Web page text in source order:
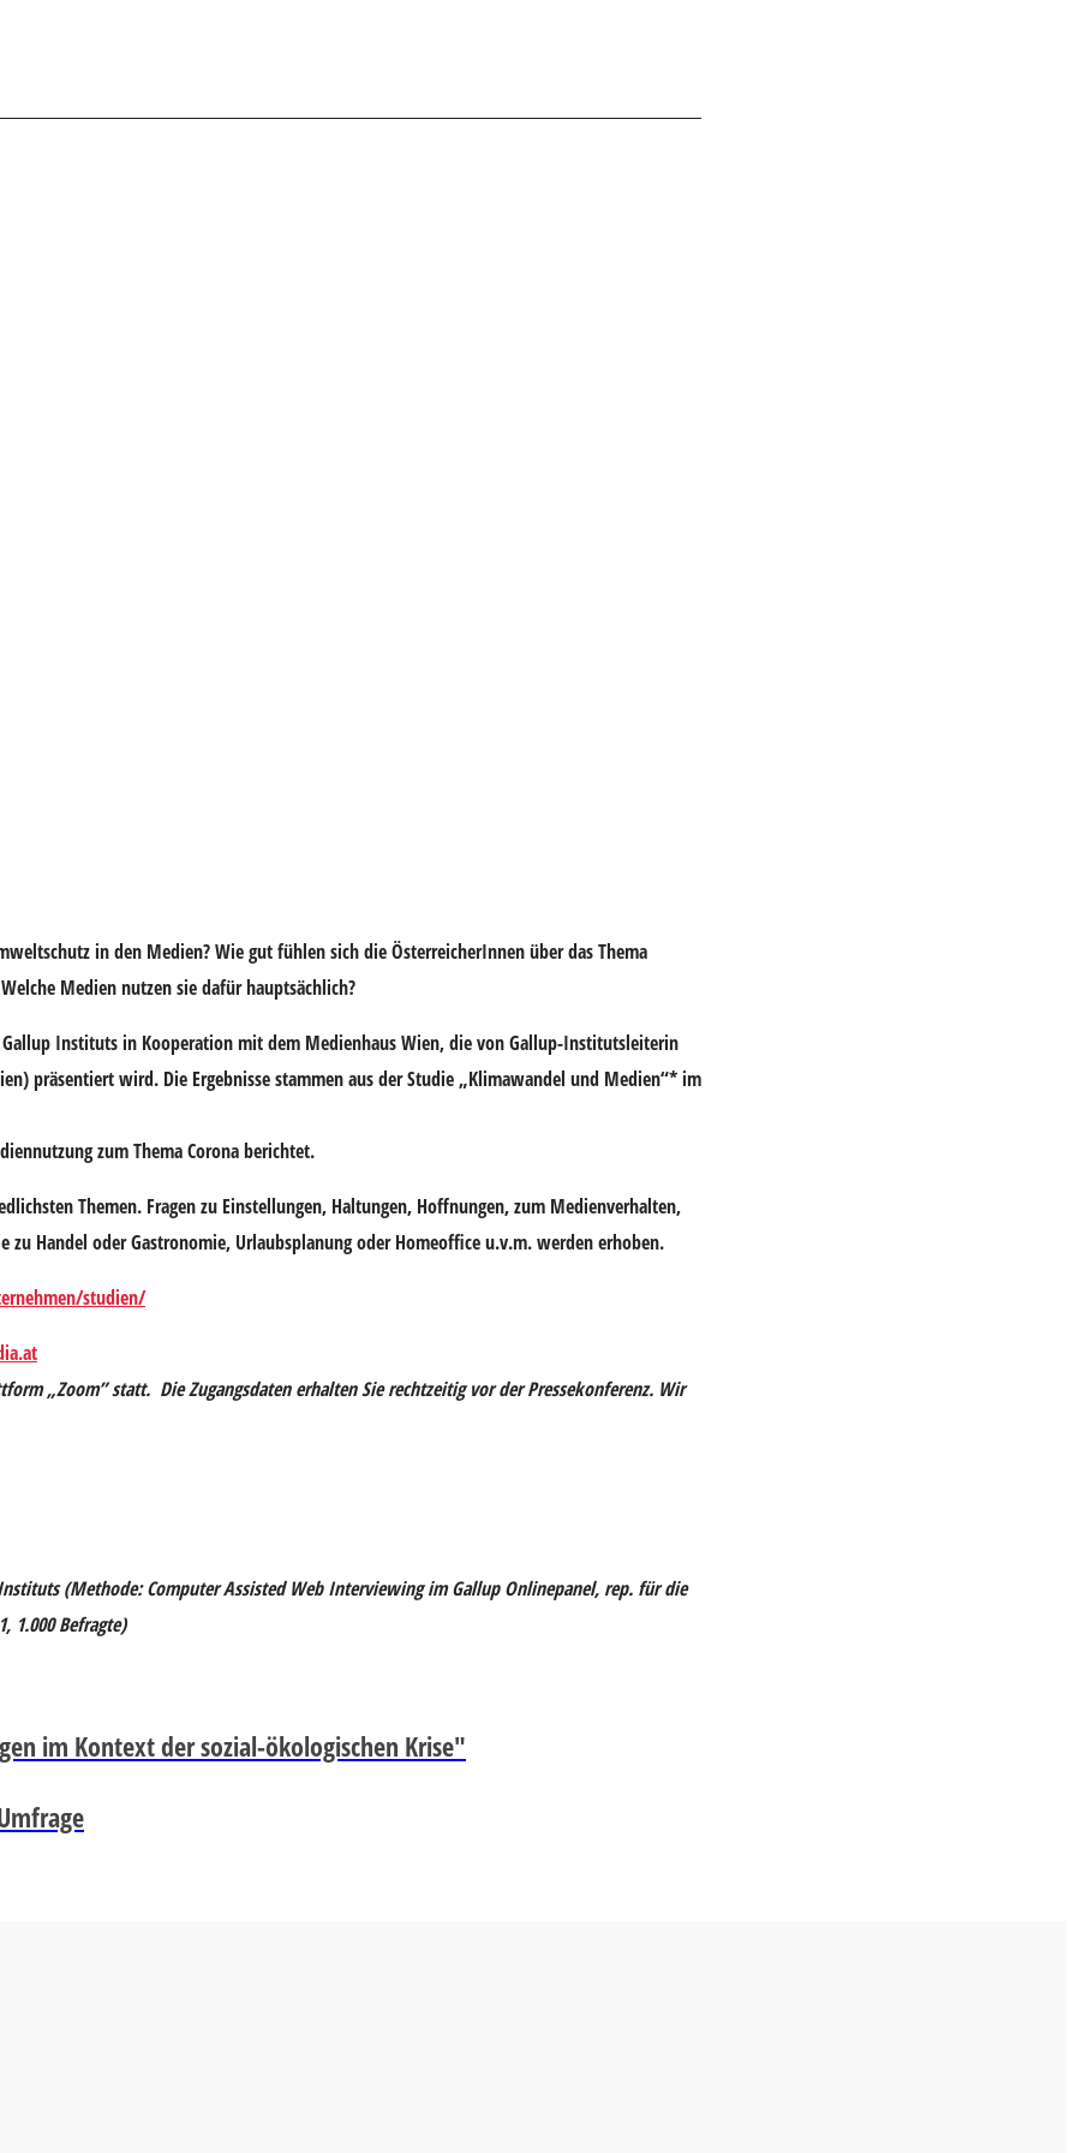
in den Medien? Wie gut fühlen sich die ÖsterreicherInnen über das Thema
Medien nutzen sie dafür hauptsächlich?
Instituts in Kooperation mit dem Medienhaus Wien, die von Gallup-Institutsleiterin
präsentiert wird. Die Ergebnisse stammen aus der Studie „Klimawandel und Medien“* im
zum Thema Corona berichtet.
Themen. Fragen zu Einstellungen, Haltungen, Hoffnungen, zum Medienverhalten,
Handel oder Gastronomie, Urlaubsplanung oder Homeoffice u.v.m. werden erhoben.
studien/
„Zoom” statt. Die Zugangsdaten erhalten Sie rechtzeitig vor der Pressekonferenz. Wir
(Methode: Computer Assisted Web Interviewing im Gallup Onlinepanel, rep. für die
1.000 Befragte)
im Kontext der sozial-ökologischen Krise"